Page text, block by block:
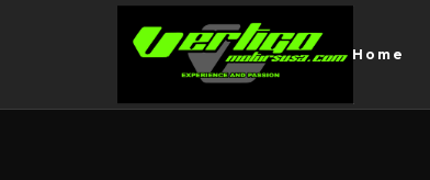
Home